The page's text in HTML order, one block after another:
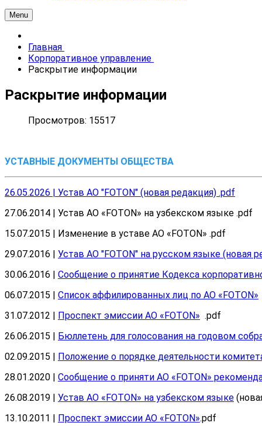
Menu
Главная
Корпоративное управление
Раскрытие информации
Раскрытие информации
Просмотров: 15517
УСТАВНЫЕ ДОКУМЕНТЫ ОБЩЕСТВА
26.05.2026 | Устав АО "FOTON" (новая редакция) .pdf
27.06.2014 | Устав АО «FOTON» на узбекском языке .pdf
15.07.2015 | Изменение в уставе АО «FOTON» .pdf
29.07.2016 | Устав АО "FOTON" на русском языке (новая
30.06.2016 | Сообщение о принятие Кодекса
06.07.2015 | Список аффилированных лиц по АО «FOTON»
31.07.2012 | Проспект эмиссии АО «FOTON» .pdf
26.06.2015 | Бюллетень для голосования на годовом
02.09.2015 | Положение о порядке деятельности
28.01.2020 | Сообщение о приняти АО «FOTON»
26.08.2019 | Устав АО «FOTON» на узбекском языке
13.10.2011 | Проспект эмиссии АО «FOTON».pdf